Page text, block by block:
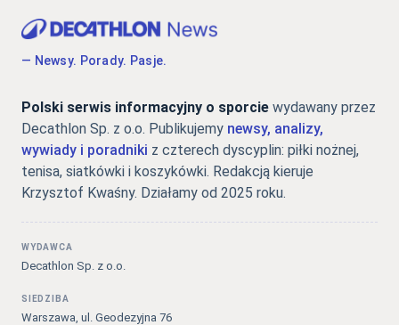
— Newsy. Porady. Pasje.
Polski serwis informacyjny o sporcie wydawany przez
Decathlon Sp. z o.o. Publikujemy newsy, analizy,
wywiady i poradniki z czterech dyscyplin: piłki nożnej,
tenisa, siatkówki i koszykówki. Redakcją kieruje
Krzysztof Kwaśny. Działamy od 2025 roku.
WYDAWCA
Decathlon Sp. z o.o.
SIEDZIBA
Warszawa, ul. Geodezyjna 76